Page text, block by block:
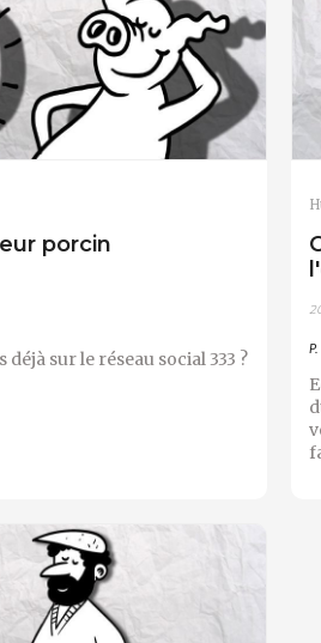
porcin
déjà sur le réseau social 333 ?